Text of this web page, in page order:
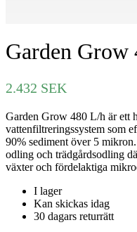
Garden Grow
2.432 SEK
Garden Grow 480 L/h är ett
vattenfiltreringssystem som
90% sediment över 5
odling och trädgårdsodling
växter och fördelaktiga
I lager
Kan skickas idag
30 dagars returrätt